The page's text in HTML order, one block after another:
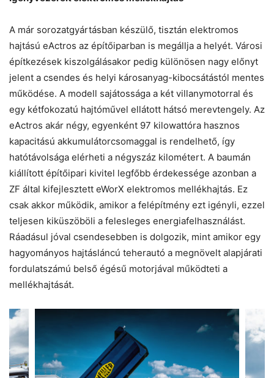
A már sorozatgyártásban készülő, tisztán elektromos
hajtású eActros az építőiparban is megállja a helyét. Városi
építkezések kiszolgálásakor pedig különösen nagy előnyt
jelent a csendes és helyi károsanyag-kibocsátástól mentes
működése. A modell sajátossága a két villanymotorral és
egy kétfokozatú hajtóművel ellátott hátsó merevtengely. Az
eActros akár négy, egyenként 97 kilowattóra hasznos
kapacitású akkumulátorcsomaggal is rendelhető, így
hatótávolsága elérheti a négyszáz kilométert. A baumán
kiállított építőipari kivitel legfőbb érdekessége azonban a
ZF által kifejlesztett eWorX elektromos mellékhajtás. Ez
csak akkor működik, amikor a felépítmény ezt igényli, ezzel
teljesen kiküszöböli a felesleges energiafelhasználást.
Ráadásul jóval csendesebben is dolgozik, mint amikor egy
hagyományos hajtásláncú teherautó a megnövelt alapjárati
fordulatszámú belső égésű motorjával működteti a
mellékhajtását.